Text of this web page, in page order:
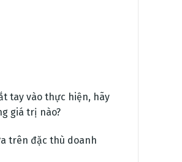
tay vào thực hiện, hãy
giá trị nào?
trên đặc thù doanh